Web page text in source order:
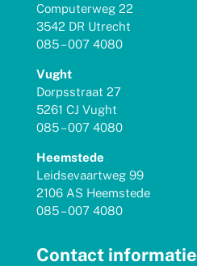
Computerweg 22
3542 DR Utrecht
085 – 007 4080
Vught
Dorpsstraat 27
5261 CJ Vught
085 – 007 4080
Heemstede
Leidsevaartweg 99
2106 AS Heemstede
085 – 007 4080
Contact informatie